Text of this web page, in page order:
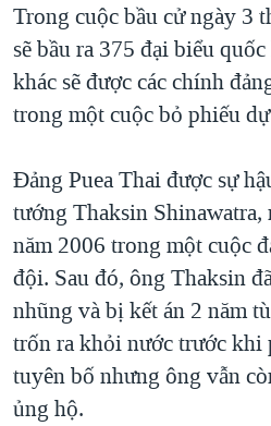
Trong cuộc bầu cử ngày 3
sẽ bầu ra 375 đại biểu
khác sẽ được các chính
trong một cuộc bỏ phiếu
Đảng Puea Thai được sự
tướng Thaksin
năm 2006 trong một cuộc
đội. Sau đó, ông Thaksin
nhũng và bị kết án 2 năm
trốn ra khỏi nước trước khi
tuyên bố nhưng ông vẫn
ủng hộ.